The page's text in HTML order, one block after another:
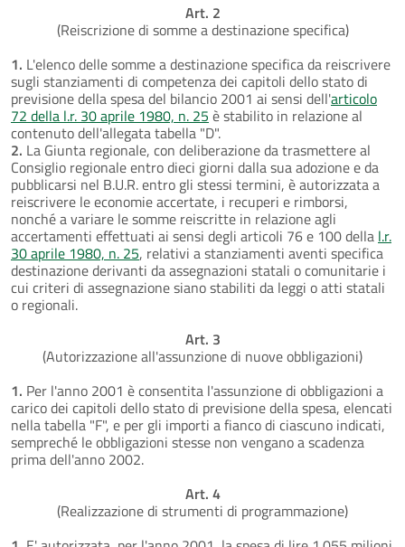
Art. 2
(Reiscrizione di somme a destinazione specifica)
1. L'elenco delle somme a destinazione specifica da reiscrivere
sugli stanziamenti di competenza dei capitoli dello stato di
previsione della spesa del bilancio 2001 ai sensi dell'articolo
72 della l.r. 30 aprile 1980, n. 25 è stabilito in relazione al
contenuto dell'allegata tabella "D".
2. La Giunta regionale, con deliberazione da trasmettere al
Consiglio regionale entro dieci giorni dalla sua adozione e da
pubblicarsi nel B.U.R. entro gli stessi termini, è autorizzata a
reiscrivere le economie accertate, i recuperi e rimborsi,
nonché a variare le somme reiscritte in relazione agli
accertamenti effettuati ai sensi degli articoli 76 e 100 della l.r.
30 aprile 1980, n. 25, relativi a stanziamenti aventi specifica
destinazione derivanti da assegnazioni statali o comunitarie i
cui criteri di assegnazione siano stabiliti da leggi o atti statali
o regionali.
Art. 3
(Autorizzazione all'assunzione di nuove obbligazioni)
1. Per l'anno 2001 è consentita l'assunzione di obbligazioni a
carico dei capitoli dello stato di previsione della spesa, elencati
nella tabella "F", e per gli importi a fianco di ciascuno indicati,
sempreché le obbligazioni stesse non vengano a scadenza
prima dell'anno 2002.
Art. 4
(Realizzazione di strumenti di programmazione)